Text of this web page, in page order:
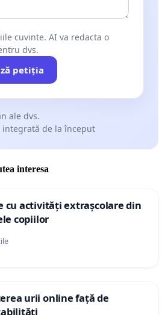
cuvinte. AI va redacta o
dvs.
petiția
ale dvs.
de la început
interesa
cu activități extrașcolare din
copiilor
urii online față de